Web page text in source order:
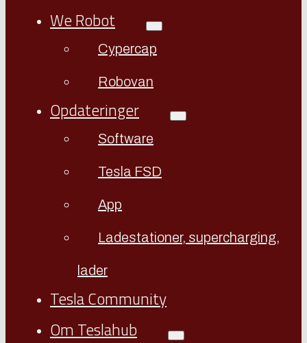
We Robot
Cypercap
Robovan
Opdateringer
Software
Tesla FSD
App
Ladestationer, supercharging,
lader
Tesla Community
Om Teslahub